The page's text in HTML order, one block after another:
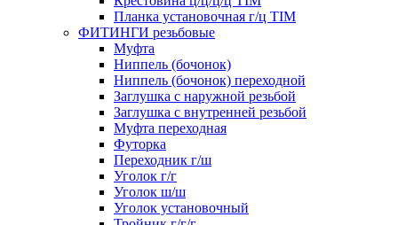
Планка установочная г/ц TIM
ФИТИНГИ резьбовые
Муфта
Ниппель (бочонок)
Ниппель (бочонок) переходной
Заглушка с наружной резьбой
Заглушка с внутренней резьбой
Муфта переходная
Футорка
Переходник г/ш
Уголок г/г
Уголок ш/ш
Уголок установочный